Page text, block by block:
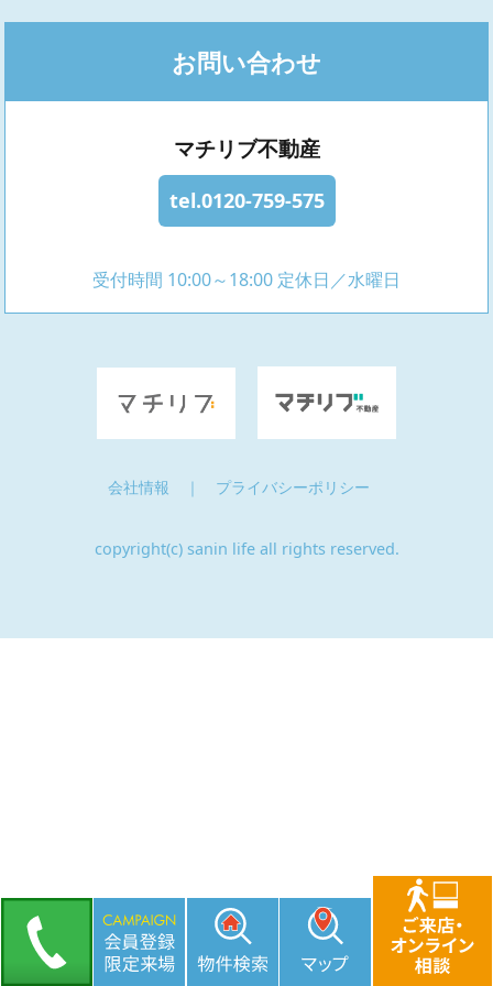
お問い合わせ
マチリブ不動産
tel.0120-759-575
受付時間 10:00～18:00 定休日／水曜日
会社情報 ｜ プライバシーポリシー
copyright(c) sanin life all rights reserved.